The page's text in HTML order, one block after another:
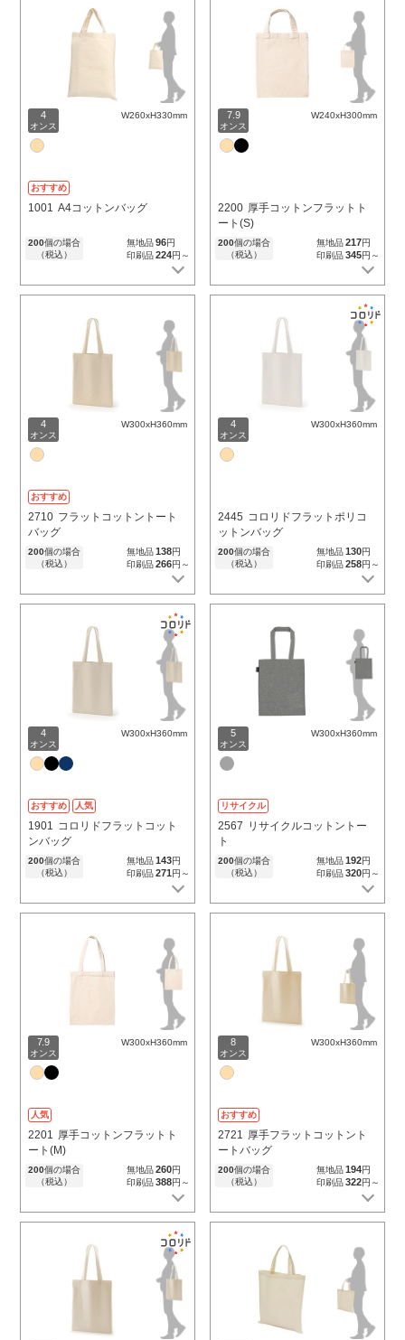
4
オンス
W260xH330mm
おすすめ
1001 A4コットンバッグ
200個の場合
（税込）
無地品96円
印刷品224円～
7.9
オンス
W240xH300mm
2200 厚手コットンフラットト
ート(S)
200個の場合
（税込）
無地品217円
印刷品345円～
4
オンス
W300xH360mm
おすすめ
2710 フラットコットントート
バッグ
200個の場合
（税込）
無地品138円
印刷品266円～
4
オンス
W300xH360mm
2445 コロリドフラットポリコ
ットンバッグ
200個の場合
（税込）
無地品130円
印刷品258円～
4
オンス
W300xH360mm
おすすめ 人気
1901 コロリドフラットコット
ンバッグ
200個の場合
（税込）
無地品143円
印刷品271円～
5
オンス
W300xH360mm
リサイクル
2567 リサイクルコットントー
ト
200個の場合
（税込）
無地品192円
印刷品320円～
7.9
オンス
W300xH360mm
人気
2201 厚手コットンフラットト
ート(M)
200個の場合
（税込）
無地品260円
印刷品388円～
8
オンス
W300xH360mm
おすすめ
2721 厚手フラットコットント
ートバッグ
200個の場合
（税込）
無地品194円
印刷品322円～